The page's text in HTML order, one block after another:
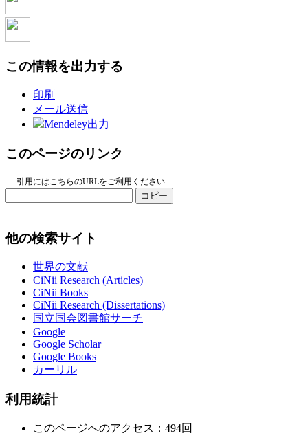
この情報を出力する
印刷
メール送信
Mendeley出力
このページのリンク
引用にはこちらのURLをご利用ください
コピー
他の検索サイト
世界の文献
CiNii Research (Articles)
CiNii Books
CiNii Research (Dissertations)
国立国会図書館サーチ
Google
Google Scholar
Google Books
カーリル
利用統計
このページへのアクセス：494回